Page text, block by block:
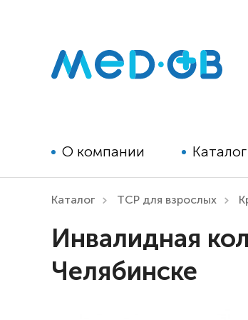
О компании Каталог
реабилитации для детей
Технические средства
Каталог ТСР для взрослых
Инвалидная
Челябинске